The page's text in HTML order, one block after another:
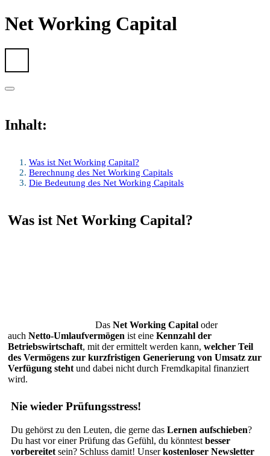
Net Working Capital
Inhalt:
Was ist Net Working Capital?
Berechnung des Net Working Capitals
Die Bedeutung des Net Working Capitals
Was ist Net Working Capital?
Das Net Working Capital oder
auch Netto-Umlaufvermögen ist eine Kennzahl der
Betriebswirtschaft, mit der ermittelt werden kann, welcher Teil
des Vermögens zur kurzfristigen Generierung von Umsatz zur
Verfügung steht und dabei nicht durch Fremdkapital finanziert
wird.
Nie wieder Prüfungsstress!
Du gehörst zu den Leuten, die gerne das Lernen aufschieben?
Du hast vor einer Prüfung das Gefühl, du könntest besser
vorbereitet sein? Schluss damit! Unserkostenloser Newsletter